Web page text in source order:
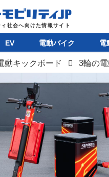
EV 電動バイク 電
動キックボード